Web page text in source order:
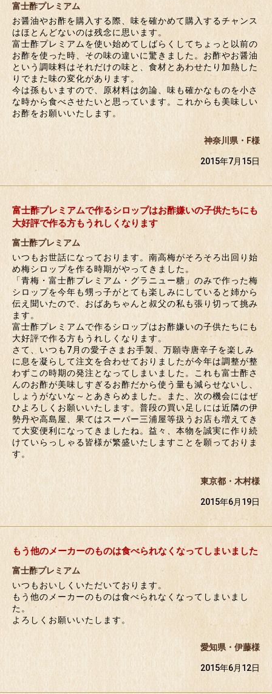
富士酢プレミアム
お醤油やお酢を購入する際、味を確かめて購入するチャンス
はほとんどないのは残念に思います。
富士酢プレミアムを使い始めてしばらくしてちょっと以前の
お酢を使った時、その味の違いに驚きました。お酢やお醤油
という調味料はそれだけの味と、食材とあわせたり加熱した
りでまた味の変化があります。
今は孫もいますので、原材料は勿論、味も確かなものを小さ
な時から食べさせたいと思っています。これからも美味しい
お酢をお願いいたします。
神奈川県・F様
2015年7月15日
富士酢プレミアムで作るシロップはお酢嫌いの子供たちにも
大好評で作る方もうれしくなります
富士酢プレミアム
いつもお世話になっております。南高梅がそろそろ出回り始
め梅シロップを作る時期がやってきました。
「青梅・富士酢プレミアム・グラニュー糖」のみで作った梅
シロップを今年も甥っ子がとても楽しみにしていると姉から
伝え聞いたので、おばあちゃんと叔父の私も張り切って挑み
ます。
富士酢プレミアムで作るシロップはお酢嫌いの子供たちにも
大好評で作る方もうれしくなります。
さて、いつも7月の愛子さまお手製、万願寺唐辛子を楽しみ
に息を凝らして注文を合わせておりましたが今年は調整が整
わずこの時期の発注となってしまいました。これも富士酢さ
んのお酢が美味しすぎるお酢だから使う量も減らせないし、
しょうがないな～とあきらめました。また、次の機会にはぜ
ひよろしくお願いいたします。普段の買い足しには近隣の伊
勢丹や高島屋、果てはスーパー三浦屋等扱うお店も増えてき
て大変便利になってきましたね。益々、本物を誠実に作り続
けていらっしゃる皆様が繁盛いたしますことを願っておりま
す。
東京都・木村様
2015年6月19日
もう他のメーカーのものは食べられなくなってしまいました
富士酢プレミアム
いつもおいしくいただいております。
もう他のメーカーのものは食べられなくなってしまいまし
た。
よろしくお願いいたします。
愛知県・伊藤様
2015年6月12日